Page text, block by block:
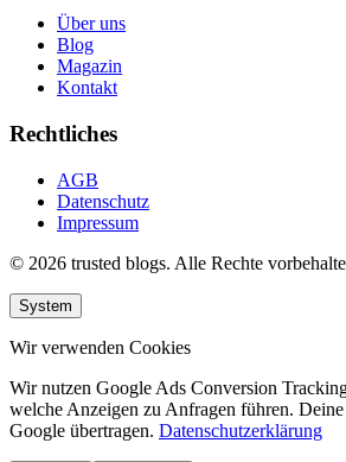
Über uns
Blog
Magazin
Kontakt
Rechtliches
AGB
Datenschutz
Impressum
© 2026 trusted blogs. Alle Rechte
System
Wir verwenden Cookies
Wir nutzen Google Ads Conversion
welche Anzeigen zu Anfragen führen.
Google übertragen. Datenschutzerklärung